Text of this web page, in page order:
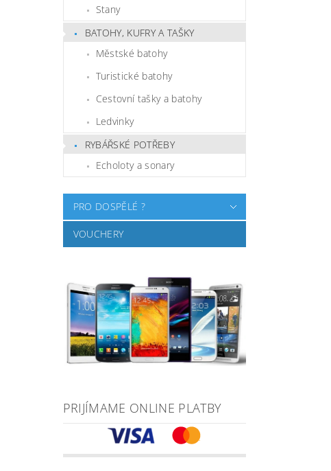
Stany
BATOHY, KUFRY A TAŠKY
Městské batohy
Turistické batohy
Cestovní tašky a batohy
Ledvinky
RYBÁŘSKÉ POTŘEBY
Echoloty a sonary
PRO DOSPĚLÉ ?
VOUCHERY
PRIJÍMAME ONLINE PLATBY